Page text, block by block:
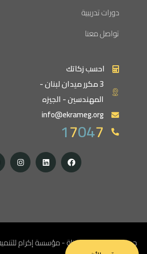
دورات تدريبية
تواصل معنا
احسب زكاتك
3 مكرر ميدان لبنان -
المهندسين - الجيزه
info@ekrameg.org
17047